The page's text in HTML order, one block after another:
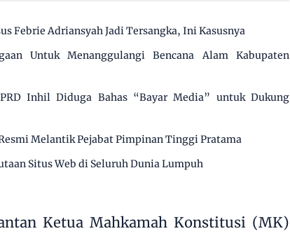
Febrie Adriansyah Jadi Tersangka, Ini Kasusnya
Untuk Menanggulangi Bencana Alam Kabupaten
Inhil Diduga Bahas “Bayar Media” untuk Dukung
Melantik Pejabat Pimpinan Tinggi Pratama
Situs Web di Seluruh Dunia Lumpuh
Ketua Mahkamah Konstitusi (MK)